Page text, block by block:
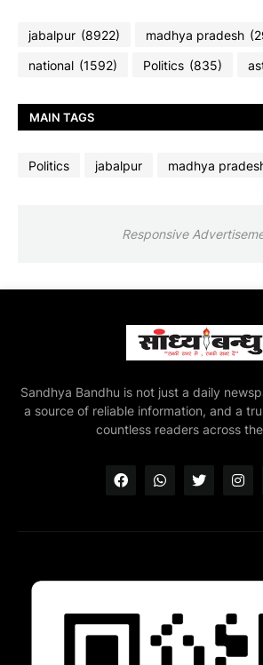
jabalpur (8922) madhya pradesh
national (1592) Politics (835)
MAIN TAGS
Politics jabalpur madhya
Responsive
Sandhya Bandhu is not just a daily
a source of reliable information, and a
countless readers across